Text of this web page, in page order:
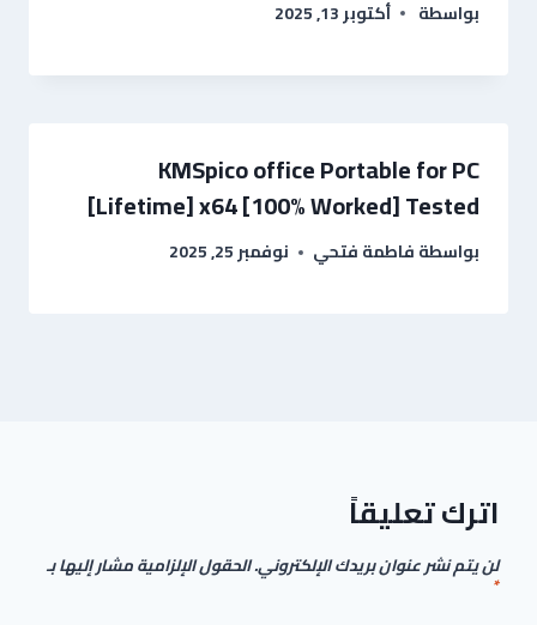
بواسطة أكتوبر 13, 2025
KMSpico office Portable for PC
[Lifetime] x64 [100% Worked] Tested
بواسطةفاطمة فتحي نوفمبر 25, 2025
اترك تعليقاً
لن يتم نشر عنوان بريدك الإلكتروني.الحقول الإلزامية مشار إليها بـ
*